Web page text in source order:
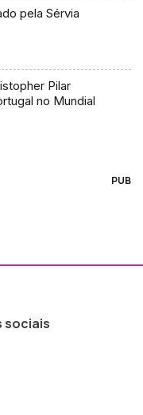
pela Sérvia
Pilar
no Mundial
PUB
sociais
ao